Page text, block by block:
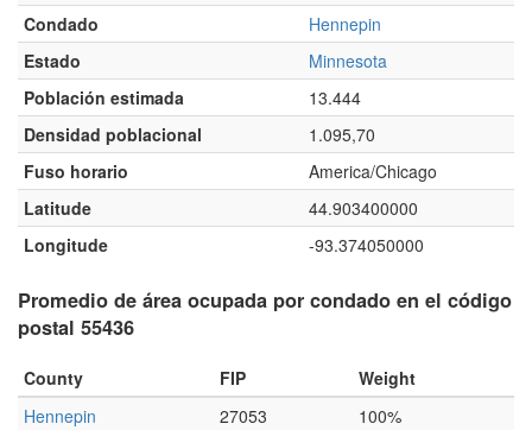
Condado
Hennepin
Estado
Minnesota
Población estimada
13.444
Densidad poblacional
1.095,70
Fuso horario
America/Chicago
Latitude
44.903400000
Longitude
-93.374050000
Promedio de área ocupada por condado en el código
postal 55436
County FIP
Weight
Hennepin
27053 100%